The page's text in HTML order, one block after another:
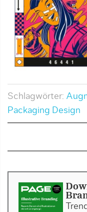
Schlagwörter:
Packaging Design